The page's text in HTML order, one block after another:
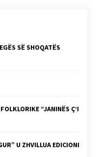
shkruan
SË SHOQATËS
“JANINËS Ç’I
U ZHVILLUA EDICIONI